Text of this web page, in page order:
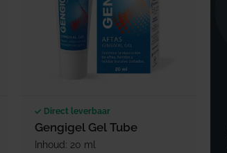
Direct leverbaar
Gengigel Gel Tube
Inhoud: 20 ml